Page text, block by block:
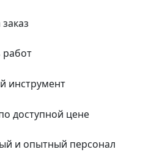
инструмент
доступной цене
и опытный персонал